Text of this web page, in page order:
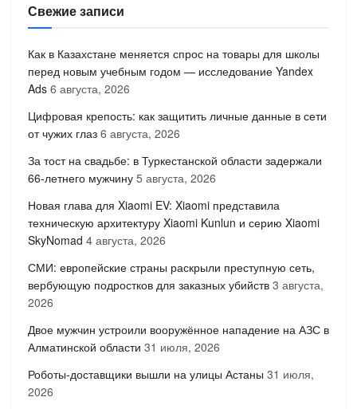
Свежие записи
Как в Казахстане меняется спрос на товары для школы
перед новым учебным годом — исследование Yandex
Ads 6 августа, 2026
Цифровая крепость: как защитить личные данные в сети
от чужих глаз 6 августа, 2026
За тост на свадьбе: в Туркестанской области задержали
66-летнего мужчину 5 августа, 2026
Новая глава для Xiaomi EV: Xiaomi представила
техническую архитектуру Xiaomi Kunlun и серию Xiaomi
SkyNomad 4 августа, 2026
СМИ: европейские страны раскрыли преступную сеть,
вербующую подростков для заказных убийств 3 августа,
2026
Двое мужчин устроили вооружённое нападение на АЗС в
Алматинской области 31 июля, 2026
Роботы-доставщики вышли на улицы Астаны 31 июля,
2026